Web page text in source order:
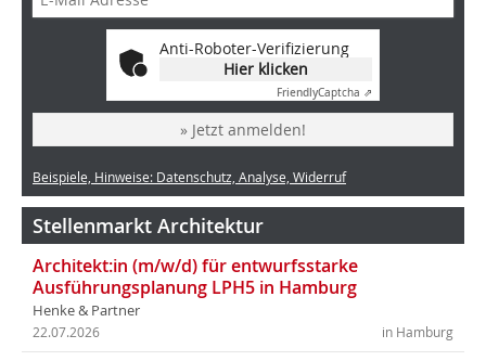
Anti-Roboter-Verifizierung
Hier klicken
FriendlyCaptcha ⇗
» Jetzt anmelden!
Beispiele, Hinweise: Datenschutz, Analyse, Widerruf
Stellenmarkt Architektur
Architekt:in (m/w/d) für entwurfsstarke
Ausführungsplanung LPH5 in Hamburg
Henke & Partner
in Hamburg
22.07.2026